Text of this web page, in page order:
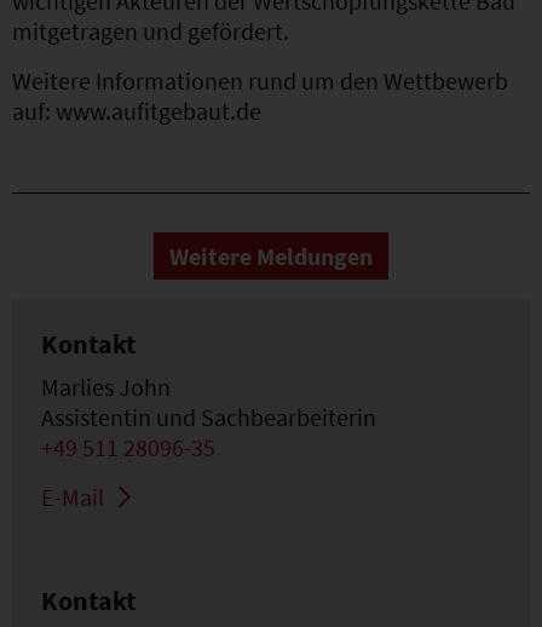
mitgetragen und gefördert.
Weitere Informationen rund um den Wettbewerb
auf: www.aufitgebaut.de
Weitere Meldungen
Kontakt
Marlies John
Assistentin und Sachbearbeiterin
+49 511 28096-35
E-Mail
Kontakt